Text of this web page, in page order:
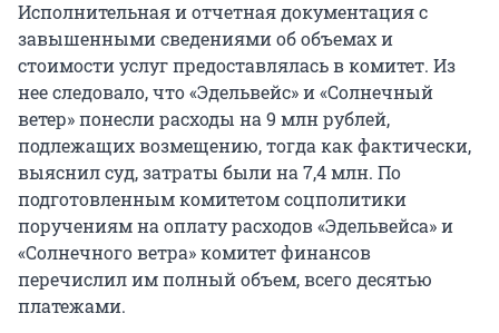
Исполнительная и отчетная документация с
завышенными сведениями об объемах и
стоимости услуг предоставлялась в комитет. Из
нее следовало, что «Эдельвейс» и «Солнечный
ветер» понесли расходы на 9 млн рублей,
подлежащих возмещению, тогда как фактически,
выяснил суд, затраты были на 7,4 млн. По
подготовленным комитетом соцполитики
поручениям на оплату расходов «Эдельвейса» и
«Солнечного ветра» комитет финансов
перечислил им полный объем, всего десятью
платежами.